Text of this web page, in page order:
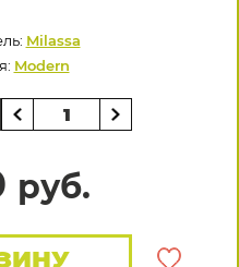
Milassa
Modern
руб.